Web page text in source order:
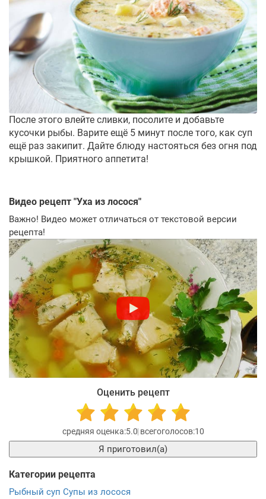
После этого влейте сливки, посолите и добавьте
кусочки рыбы. Варите ещё 5 минут после того, как суп
ещё раз закипит. Дайте блюду настояться без огня под
крышкой. Приятного аппетита!
Видео рецепт "Уха из лосося"
Важно! Видео может отличаться от текстовой версии
рецепта!
Оценить рецепт
5.0 10
Я приготовил(а)
Категории рецепта
Рыбный суп Супы из лосося